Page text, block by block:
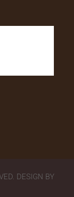
DESIGN BY